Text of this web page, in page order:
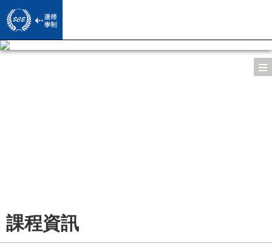
專員/助教
學習地圖
Facebook
課程資訊